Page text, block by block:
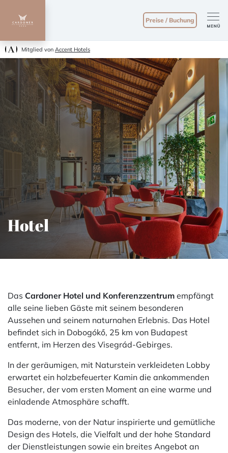
Mitglied von Accent Hotels
Preise / Buchung
Hotel
Das Cardoner Hotel und Konferenzzentrum empfängt
alle seine lieben Gäste mit seinem besonderen
Aussehen und seinem naturnahen Erlebnis. Das Hotel
befindet sich in Dobogókő, 25 km von Budapest
entfernt, im Herzen des Visegrád-Gebirges.
In der geräumigen, mit Naturstein verkleideten Lobby
erwartet ein holzbefeuerter Kamin die ankommenden
Besucher, der vom ersten Moment an eine warme und
einladende Atmosphäre schafft.
Das moderne, von der Natur inspirierte und gemütliche
Design des Hotels, die Vielfalt und der hohe Standard
der Dienstleistungen sowie ein breites Angebot an